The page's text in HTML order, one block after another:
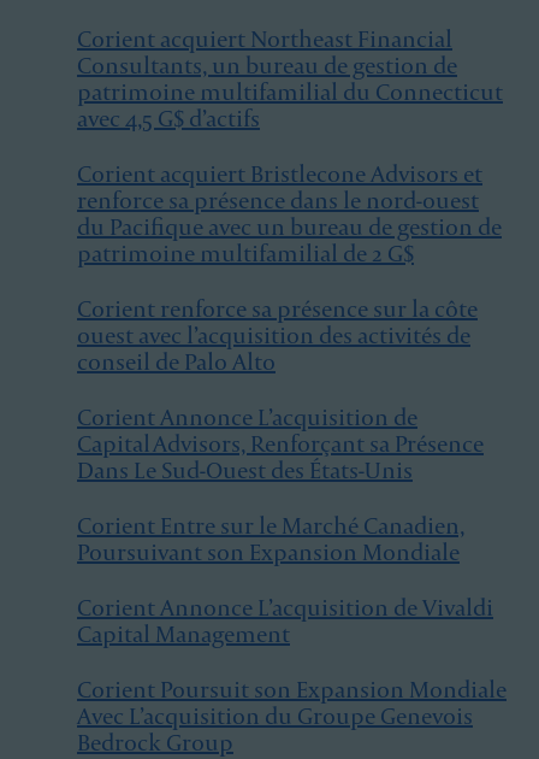
Corient acquiert Northeast Financial
Consultants, un bureau de gestion de
patrimoine multifamilial du Connecticut
avec 4,5 G$ d’actifs
Corient acquiert Bristlecone Advisors et
renforce sa présence dans le nord-ouest
du Pacifique avec un bureau de gestion de
patrimoine multifamilial de 2 G$
Corient renforce sa présence sur la côte
ouest avec l’acquisition des activités de
conseil de Palo Alto
Corient Annonce L’acquisition de
Capital Advisors, Renforçant sa Présence
Dans Le Sud-Ouest des États-Unis
Corient Entre sur le Marché Canadien,
Poursuivant son Expansion Mondiale
Corient Annonce L’acquisition de Vivaldi
Capital Management
Corient Poursuit son Expansion Mondiale
Avec L’acquisition du Groupe Genevois
Bedrock Group